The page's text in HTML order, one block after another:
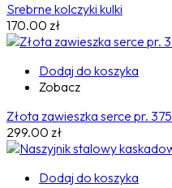
Srebrne kolczyki kulki
170.00 zł
Dodaj do koszyka
Zobacz
Złota zawieszka serce pr. 375
299.00 zł
Dodaj do koszyka